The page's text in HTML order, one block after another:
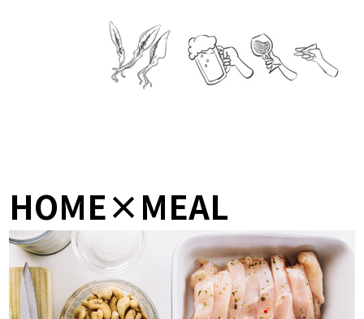
HOME×MEAL